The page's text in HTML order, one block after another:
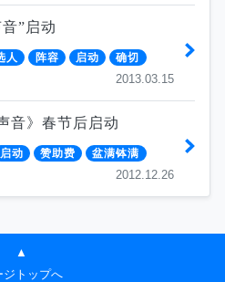
”启动
人 阵容 启动 确切
2013.03.15
音》春节后启动
启动 赞助费 盆满钵满
2012.12.26
▲
ジトップへ